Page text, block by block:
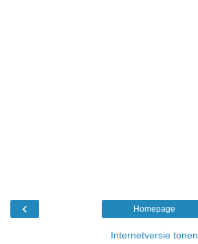
‹ Homepage
Internetversie tonen